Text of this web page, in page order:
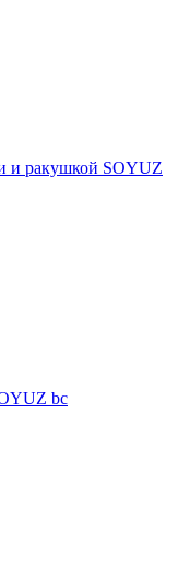
и ракушкой SOYUZ
bc